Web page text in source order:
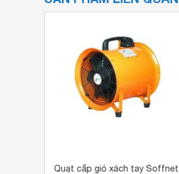
Quạt cấp gió xách tay Soffnet